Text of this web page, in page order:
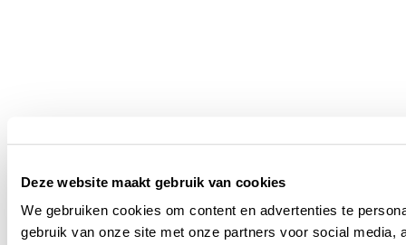
Deze website maakt gebruik van cookies
We gebruiken cookies om content en advertenties te
gebruik van onze site met onze partners voor social